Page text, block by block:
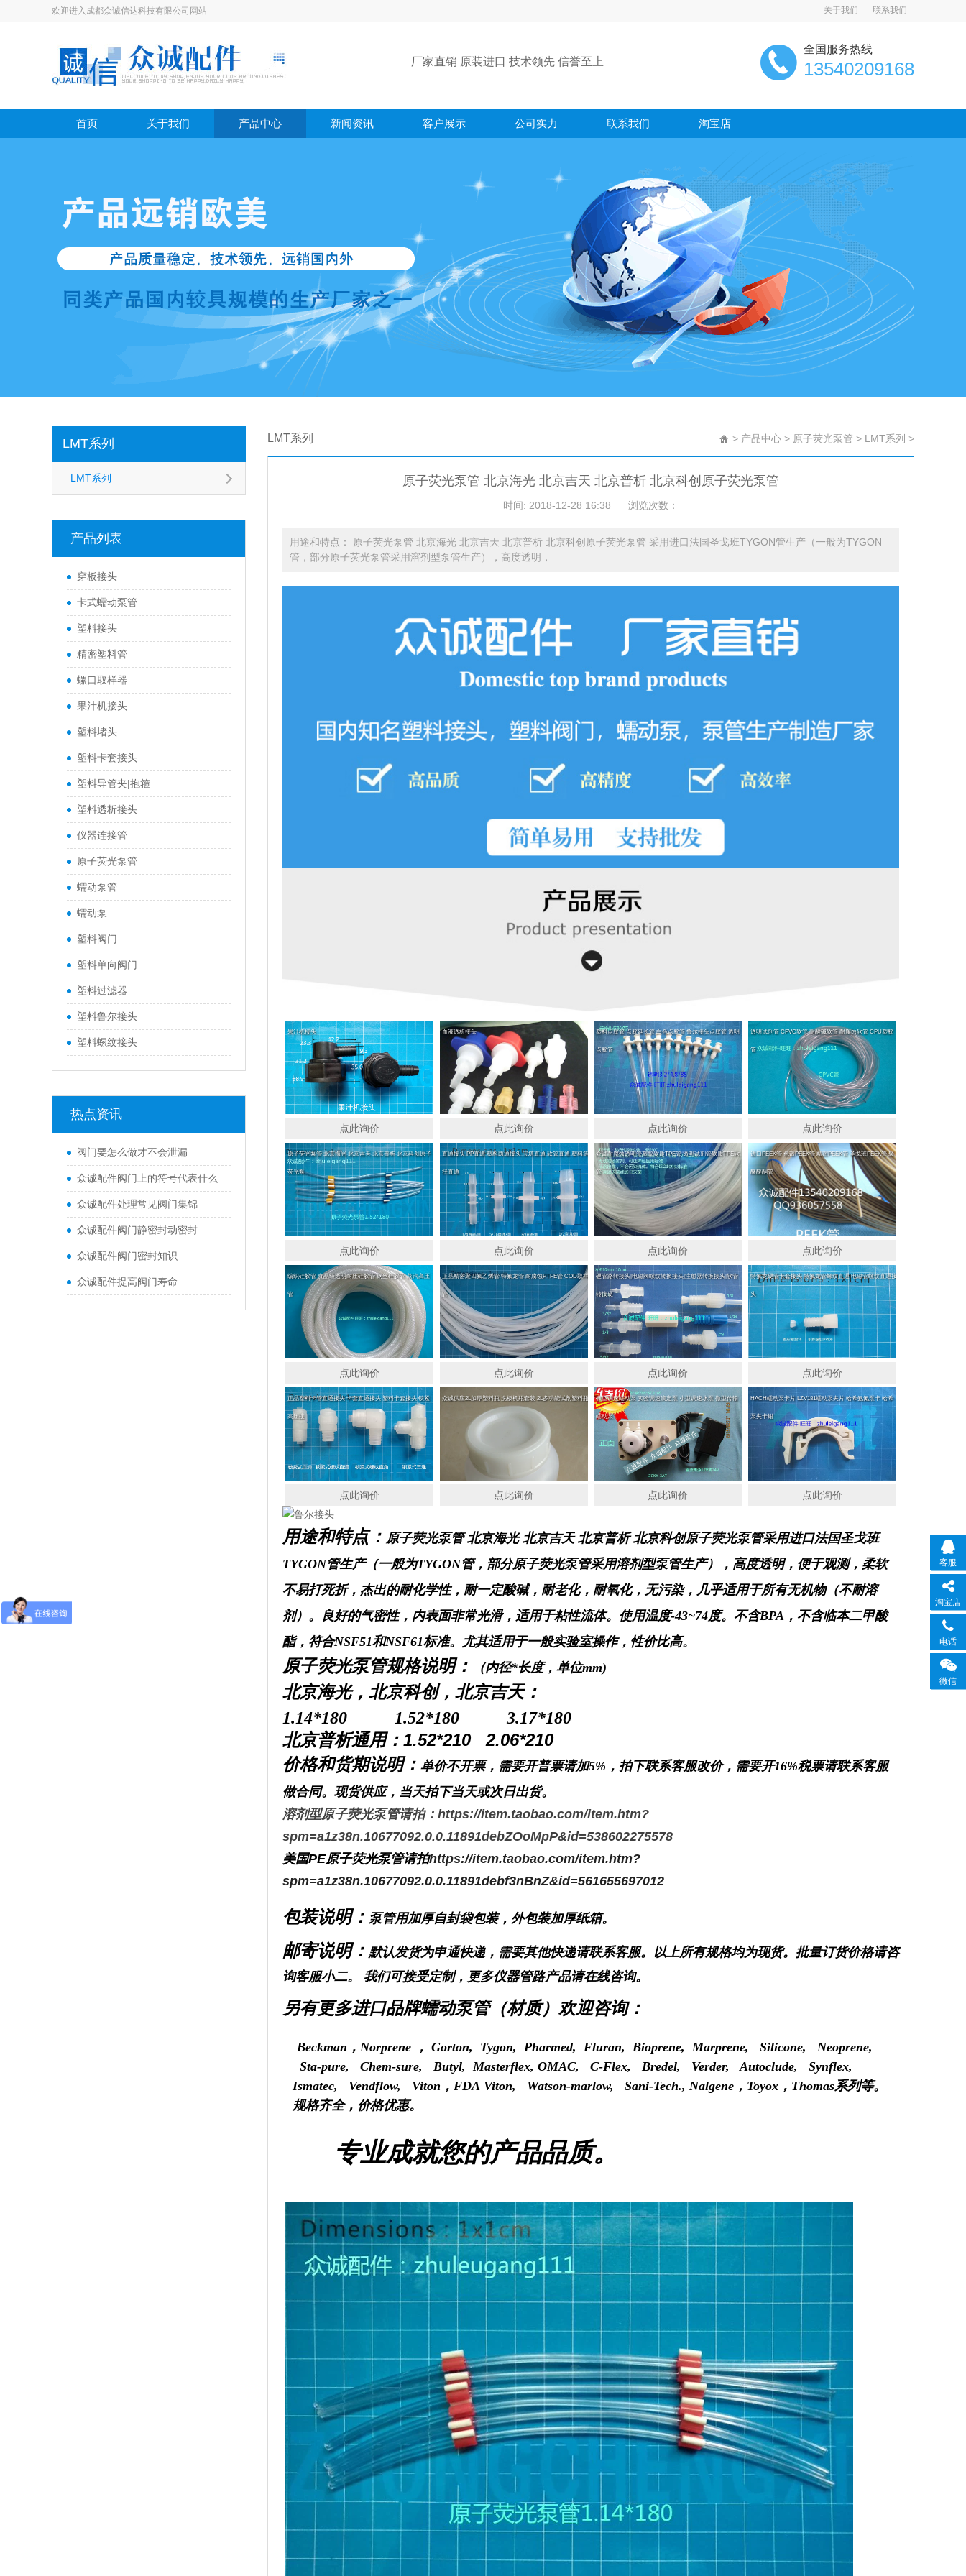
欢迎进入成都众诚信达科技有限公司网站 关于我们 联系我们
厂家直销 原装进口 技术领先 信誉至上
全国服务热线
13540209168
首页 关于我们 产品中心 新闻资讯 客户展示 公司实力 联系我们 淘宝店
LMT系列
LMT系列
产品列表
穿板接头
卡式蠕动泵管
塑料接头
精密塑料管
螺口取样器
果汁机接头
塑料堵头
塑料卡套接头
塑料导管夹|抱箍
塑料透析接头
仪器连接管
原子荧光泵管
蠕动泵管
蠕动泵
塑料阀门
塑料单向阀门
塑料过滤器
塑料鲁尔接头
塑料螺纹接头
热点资讯
阀门要怎么做才不会泄漏
众诚配件阀门上的符号代表什么
众诚配件处理常见阀门集锦
众诚配件阀门静密封动密封
众诚配件阀门密封知识
众诚配件提高阀门寿命
LMT系列 > 产品中心 > 原子荧光泵管 > LMT系列 >
原子荧光泵管 北京海光 北京吉天 北京普析 北京科创原子荧光泵管
时间: 2018-12-28 16:38 浏览次数：
用途和特点： 原子荧光泵管 北京海光 北京吉天 北京普析 北京科创原子荧光泵管 采用进口法国圣戈班TYGON管生产（一般为TYGON
管，部分原子荧光泵管采用溶剂型泵管生产），高度透明，
果汁机接头
点此询价
血液透析接头
点此询价
塑料点胶管 点胶延长管 白色点胶管 鲁尔接头点胶管 透明
点胶管
点此询价
透明试剂管 CPVC软管 耐酸碱软管 耐腐蚀软管 CPU塑胶
管
点此询价
原子荧光泵管 北京海光 北京吉天 北京普析 北京科创原子
荧光泵
点此询价
直通接头 PP直通 塑料两通接头 宝塔直通 软管直通 塑料等
径直通
点此询价
众诚耐腐蚀透明管塑胶软质TPE管 透明试剂管软质TPE软
管
点此询价
进口PEEK管 色谱PEEK管 精密PEEK管 圣戈班PEEK管 聚
醚醚酮管
点此询价
编织硅胶管 食品级透明耐压硅胶管 钢丝硅胶管 蒸汽高压
管
点此询价
正品精密聚四氟乙烯管 特氟龙管 耐腐蚀PTFE管 COD取样
管
点此询价
硬管路转接头|电磁阀螺纹转换接头|注射器转换接头|软管
转接硬
点此询价
特氟龙硬管卡套接头 特氟龙管螺纹直通 电磁管螺纹直通接
头
点此询价
正品塑料卡管直通接头 卡套直通接头 塑料卡套接头 锁紧
高压接
点此询价
众诚供应2L加厚塑料瓶 洗板机瓶套装 2L多功能试剂塑料瓶
点此询价
微型调速蠕动泵 实验调速滴定泵 小型调速水泵 微型传输
蠕动泵
点此询价
HACH蠕动泵卡片 LZV181蠕动泵夹片 哈希氨氮泵卡 哈希
泵夹卡钳
点此询价
用途和特点： 原子荧光泵管 北京海光 北京吉天 北京普析 北京科创原子荧光泵管采用进口法国圣戈班
TYGON管生产（一般为TYGON管，部分原子荧光泵管采用溶剂型泵管生产），高度透明，便于观测，柔软
不易打死折，杰出的耐化学性，耐一定酸碱，耐老化，耐氧化，无污染，几乎适用于所有无机物（不耐溶
剂）。良好的气密性，内表面非常光滑，适用于粘性流体。使用温度-43~74度。不含BPA，不含临本二甲酸
酯，符合NSF51和NSF61标准。尤其适用于一般实验室操作，性价比高。
原子荧光泵管规格说明： （内径*长度，单位mm)
北京海光，北京科创，北京吉天：
1.14*180 1.52*180 3.17*180
北京普析通用：1.52*210 2.06*210
价格和货期说明： 单价不开票，需要开普票请加5%，拍下联系客服改价， 需要开16%税票请联系客服
做合同。现货供应，当天拍下当天或次日出货。
溶剂型原子荧光泵管请拍：https://item.taobao.com/item.htm?
spm=a1z38n.10677092.0.0.11891debZOoMpP&id=538602275578
美国PE原子荧光泵管请拍https://item.taobao.com/item.htm?
spm=a1z38n.10677092.0.0.11891debf3nBnZ&id=561655697012
包装说明： 泵管用加厚自封袋包装，外包装加厚纸箱。
邮寄说明： 默认发货为申通快递，需要其他快递请联系客服。 以上所有规格均为现货。 批量订货价格请咨
询客服小二。
我们可接受定制，更多仪器管路产品请在线咨询。
另有更多进口品牌蠕动泵管（材质）欢迎咨询：
Beckman ，Norprene ，Gorton, Tygon, Pharmed, Fluran, Bioprene, Marprene, Silicone, Neoprene,
Sta-pure, Chem-sure, Butyl, Masterflex, OMAC,C-Flex,Bredel, Verder, Autoclude, Synflex,
Ismatec, Vendflow, Viton ，FDA Viton, Watson-marlow, Sani-Tech., Nalgene ， Toyox ， Thomas系列等。
规格齐全，价格优惠。
专业成就您的产品品质。
客服
淘宝店
电话
微信